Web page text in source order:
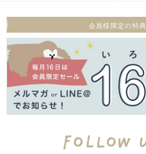
会員様限定の特典